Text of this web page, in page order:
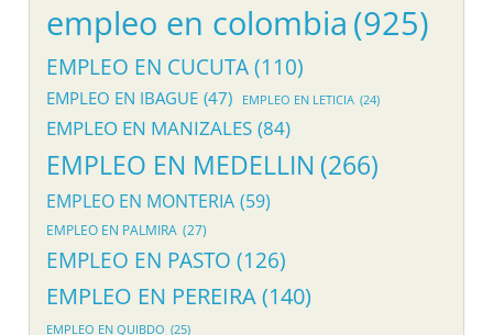
empleo en colombia (925)
EMPLEO EN CUCUTA (110)
EMPLEO EN IBAGUE (47) EMPLEO EN LETICIA (24)
EMPLEO EN MANIZALES (84)
EMPLEO EN MEDELLIN (266)
EMPLEO EN MONTERIA (59)
EMPLEO EN PALMIRA (27)
EMPLEO EN PASTO (126)
EMPLEO EN PEREIRA(140)
EMPLEO EN QUIBDO (25)